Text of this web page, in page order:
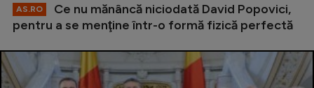
AS.RO
Ce nu mănâncă niciodată David Popovici,
pentru a se menţine într-o formă fizică perfectă